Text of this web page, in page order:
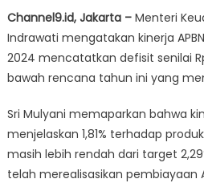
Channel9.id, Jakarta – Menteri
Indrawati mengatakan kinerja
2024 mencatatkan defisit senilai
bawah rencana tahun ini yang
Sri Mulyani memaparkan bahwa
menjelaskan 1,81% terhadap
masih lebih rendah dari target
telah merealisasikan pembiayaan